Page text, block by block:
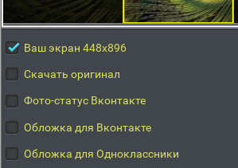
Ваш экран 448x896
Скачать оригинал
Фото-статус Вконтакте
Обложка для Вконтакте
Обложка для Одноклассники